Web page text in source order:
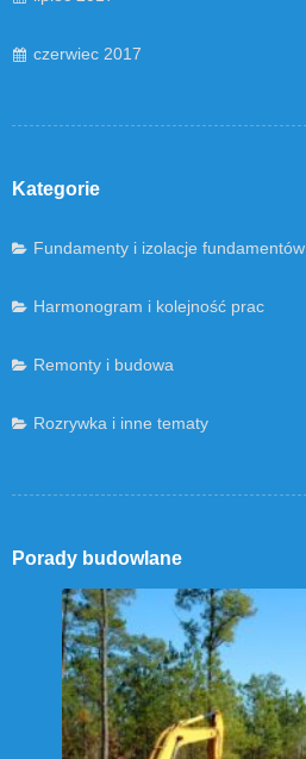
czerwiec 2017
Kategorie
Fundamenty i izolacje fundamentów
Harmonogram i kolejność prac
Remonty i budowa
Rozrywka i inne tematy
Porady budowlane